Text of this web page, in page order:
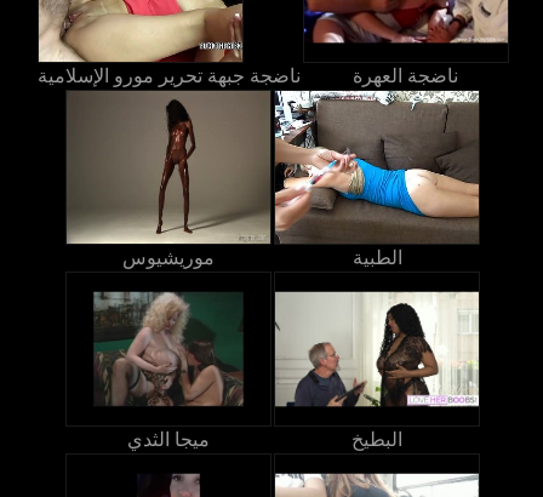
ناضجة جبهة تحرير مورو الإسلامية ناضجة العهرة
موريشيوس الطبية
ميجا الثدي البطيخ